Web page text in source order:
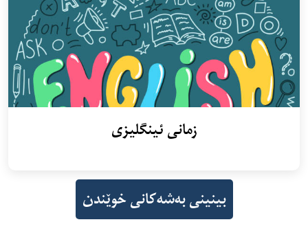
زمانی ئینگلیزی
بینینی بەشەکانی خوێندن